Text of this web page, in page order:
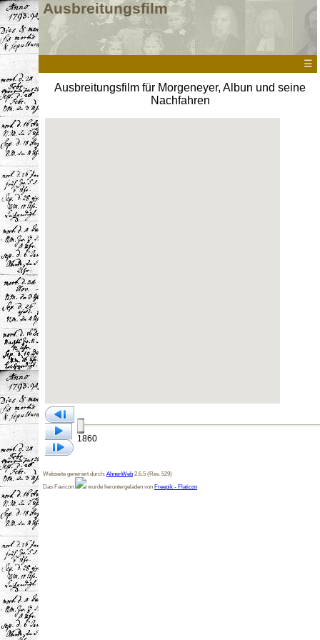
Ausbreitungsfilm
☰
Ausbreitungsfilm für Morgeneyer, Albun und seine
Nachfahren
1860
Webseite generiert durch: AhnenWeb 2.6.5 (Rev. 529)
Das Favicon
wurde heruntergeladen von Freepik - Flaticon